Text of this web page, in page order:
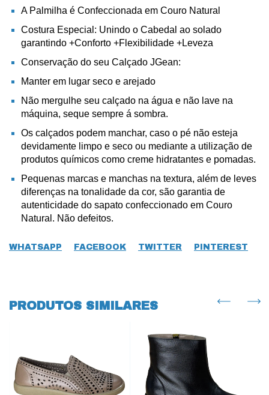
A Palmilha é Confeccionada em Couro Natural
Costura Especial: Unindo o Cabedal ao solado
garantindo +Conforto +Flexibilidade +Leveza
Conservação do seu Calçado JGean:
Manter em lugar seco e arejado
Não mergulhe seu calçado na água e não lave na
máquina, seque sempre á sombra.
Os calçados podem manchar, caso o pé não esteja
devidamente limpo e seco ou mediante a utilização de
produtos químicos como creme hidratantes e pomadas.
Pequenas marcas e manchas na textura, além de leves
diferenças na tonalidade da cor, são garantia de
autenticidade do sapato confeccionado em Couro
Natural. Não defeitos.
WHATSAPP FACEBOOK TWITTER PINTEREST
PRODUTOS SIMILARES